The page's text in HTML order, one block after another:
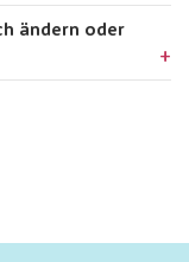
ändern oder